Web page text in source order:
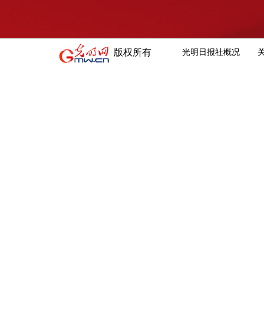
版权所有 光明日报社概况